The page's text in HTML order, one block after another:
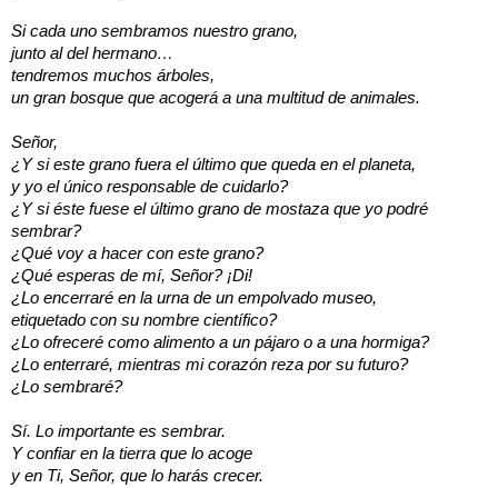
Si cada uno sembramos nuestro grano,
junto al del hermano…
tendremos muchos árboles,
un gran bosque que acogerá a una multitud de animales.
Señor,
¿Y si este grano fuera el último que queda en el planeta,
y yo el único responsable de cuidarlo?
¿Y si éste fuese el último grano de mostaza que yo podré
sembrar?
¿Qué voy a hacer con este grano?
¿Qué esperas de mí, Señor? ¡Di!
¿Lo encerraré en la urna de un empolvado museo,
etiquetado con su nombre científico?
¿Lo ofreceré como alimento a un pájaro o a una hormiga?
¿Lo enterraré, mientras mi corazón reza por su futuro?
¿Lo sembraré?
Sí. Lo importante es sembrar.
Y confiar en la tierra que lo acoge
y en Ti, Señor, que lo harás crecer.